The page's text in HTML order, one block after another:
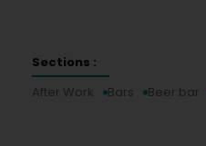
Sections :
After Work
Bars Beer bar